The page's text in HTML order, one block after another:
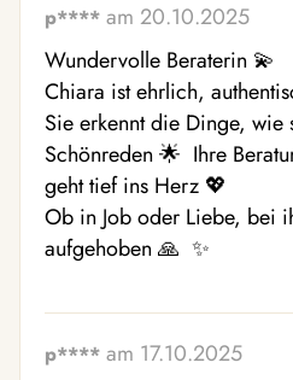
p**** am 20.10.2025
Wundervolle Beraterin 💫
Chiara ist ehrlich,
Sie erkennt die Dinge,
Schönreden 🌟  Ihre
geht tief ins Herz 💖
Ob in Job oder Liebe, bei
aufgehoben 🙏  ✨
p**** am 17.10.2025